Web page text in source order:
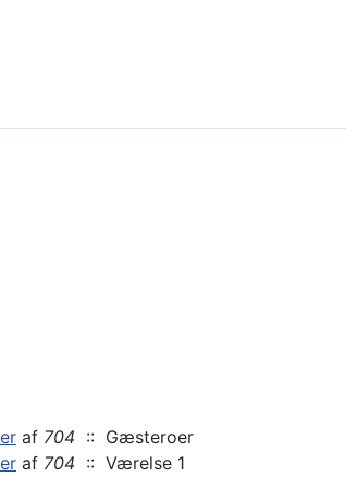
af 704 :: Gæsteroer
af 704 :: Værelse 1